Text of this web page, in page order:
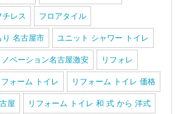
チレス フロアタイル
り 名古屋市 ユニット シャワー トイレ
ノベーション名古屋激安 リフォレ
フォーム トイレ リフォーム トイレ 価格
屋 リフォーム トイレ 和 式 から 洋式